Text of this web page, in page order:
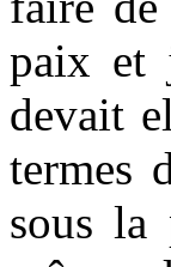
paix et
devait
termes
sous la